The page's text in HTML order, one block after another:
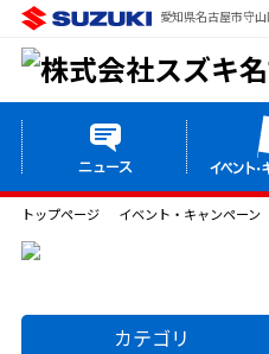
愛知県名古屋市守
トップページ イベント・キャンペーン
カテゴリ